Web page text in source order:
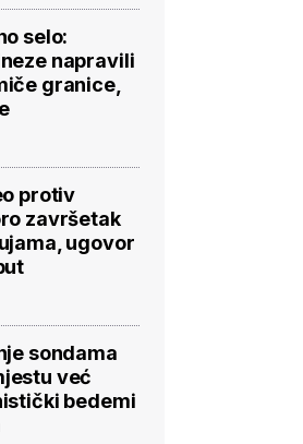
selo:
napravili
granice,
protiv
završetak
ugovor
sondama
već
bedemi